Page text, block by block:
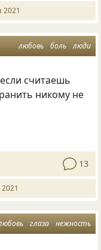
2021
любовь боль люди
считаешь
никому не
13
глаза нежность